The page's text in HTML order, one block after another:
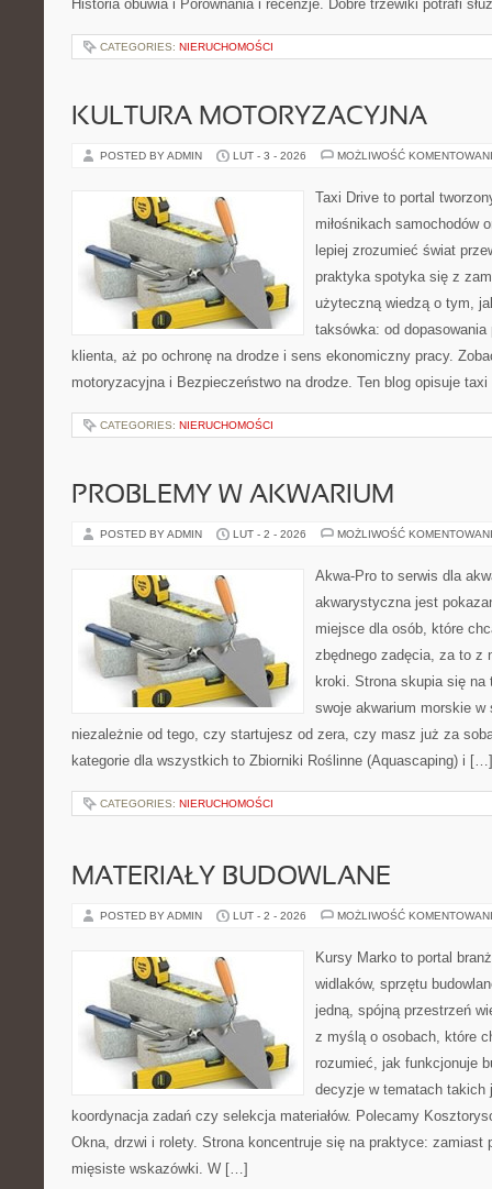
Historia obuwia i Porównania i recenzje. Dobre trzewiki potrafi
CATEGORIES: NIERUCHOMOŚCI
KULTURA MOTORYZACYJNA
POSTED BY ADMIN LUT - 3 - 2026 MOŻLIWOŚĆ
Taxi Drive to portal
miłośnikach samochodów
lepiej zrozumieć świat
praktyka spotyka się z
użyteczną wiedzą o tym,
taksówka: od dopasowania
klienta, aż po ochronę na drodze i sens ekonomiczny pracy.
motoryzacyjna i Bezpieczeństwo na drodze. Ten blog opisuje
CATEGORIES: NIERUCHOMOŚCI
PROBLEMY W AKWARIUM
POSTED BY ADMIN LUT - 2 - 2026 MOŻLIWOŚĆ
Akwa-Pro to serwis dla
akwarystyczna jest
miejsce dla osób, które
zbędnego zadęcia, za to z
kroki. Strona skupia się na
swoje akwarium morskie w
niezależnie od tego, czy startujesz od zera, czy masz już za
kategorie dla wszystkich to Zbiorniki Roślinne (Aquascaping) i […]
CATEGORIES: NIERUCHOMOŚCI
MATERIAŁY BUDOWLANE
POSTED BY ADMIN LUT - 2 - 2026 MOŻLIWOŚĆ
Kursy Marko to portal
widlaków, sprzętu
jedną, spójną przestrzeń
z myślą o osobach, które
rozumieć, jak funkcjonuje
decyzje w tematach takich
koordynacja zadań czy selekcja materiałów. Polecamy
Okna, drzwi i rolety. Strona koncentruje się na praktyce: zamiast
mięsiste wskazówki. W […]